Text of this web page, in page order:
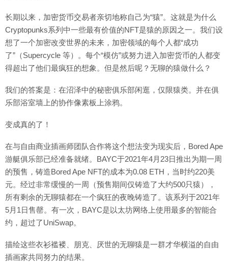
长期以来，加密货币交易者亲切地称自己为“猿”。这就是为什么
Cryptopunks系列中一些最有价值的NFT是猿的原因之一。我们设
想了一个加密改变世界的未来，加密领域的每个人都“成功
了”（Supercycle 等）。每个“模仿”或努力进入加密货币的人都变
得超出了他们最疯狂的想象。但是然后呢？无聊的猿做什么？
我们的答案是：在沼泽中的秘密俱乐部闲逛，仅限猿类。并在俱
乐部浴室墙上的协作像素板上涂鸦。
变成真的了！
在与自由商业插画师团队合作将这个想法变为现实后，Bored Ape
游艇俱乐部已经准备就绪。BAYC于2021年4月23日推出为期一周
的预售，铸造Bored Ape NFT的成本为0.08 ETH，当时约220美
元。经过非常缓慢的一周（预售期间仅铸造了大约500只猿），
所有剩余的无聊猿都在一个疯狂的夜晚铸造了。该系列于2021年
5月1日售罄。有一次，BAYC是以太坊网络上使用最多的智能合
约，超过了UniSwap。
描绘这些衣衫褴褛、朋克、厌世的无聊猿是一群才华横溢的自由
插画家共同努力的结果。